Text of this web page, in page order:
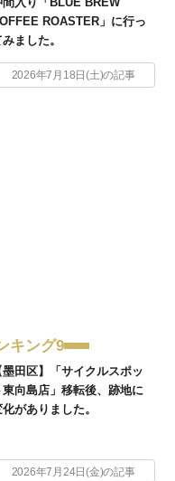
ROASTER」に行っ
ました。
2026年7月18日(土)の記事
キング9
墨田区】「サイクルスポッ
東向島店」移転後、跡地に
化がありました。
2026年7月24日(金)の記事